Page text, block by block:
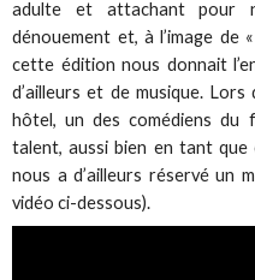
adulte et attachant pour
dénouement et, à l’image de
cette édition nous donnait
d’ailleurs et de musique.
hôtel, un des comédiens du
talent, aussi bien en tant que
nous a d’ailleurs réservé un
vidéo ci-dessous).